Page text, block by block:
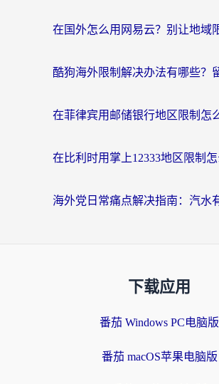
下载应用
番茄 Windows PC电脑版
番茄 macOS苹果电脑版